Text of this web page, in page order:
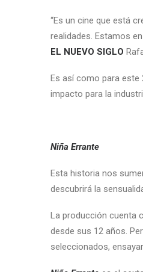
“Es un cine que está
realidades. Estamos
EL NUEVO SIGLO
Es así como para este
impacto para la
Niña Errante
Esta historia nos
descubrirá la
La producción cuenta
desde sus 12 años.
seleccionados,